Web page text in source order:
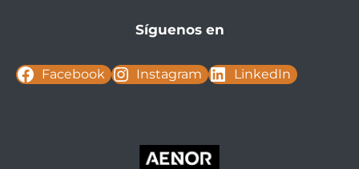
Síguenos en
Facebook Instagram LinkedIn